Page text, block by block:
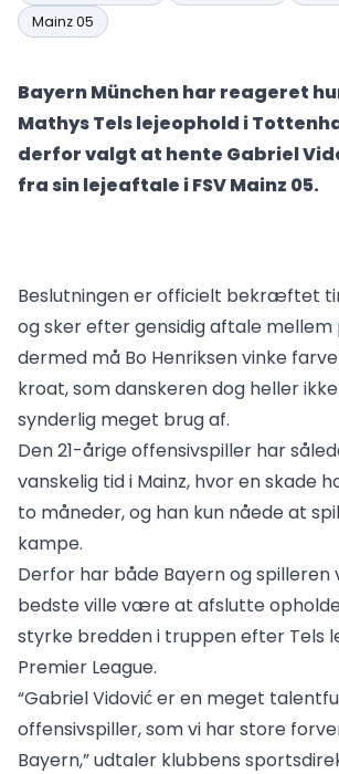
Mainz 05
Bayern München har reageret
Mathys Tels lejeophold i
derfor valgt at hente Gabriel
fra sin lejeaftale i FSV Mainz 05.
Beslutningen er officielt bekræftet
og sker efter gensidig aftale
dermed må Bo Henriksen vinke
kroat, som danskeren dog heller
synderlig meget brug af.
Den 21-årige offensivspiller har
vanskelig tid i Mainz, hvor en skade
to måneder, og han kun nåede at
kampe.
Derfor har både Bayern og
bedste ville være at afslutte
styrke bredden i truppen efter Tels
Premier League.
“Gabriel Vidović er en meget
offensivspiller, som vi har store
Bayern,” udtaler klubbens